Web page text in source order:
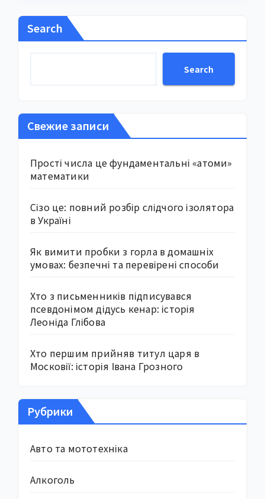
Search
Search
Свежие записи
Прості числа це фундаментальні «атоми»
математики
Сізо це: повний розбір слідчого ізолятора
в Україні
Як вимити пробки з горла в домашніх
умовах: безпечні та перевірені способи
Хто з письменників підписувався
псевдонімом дідусь кенар: історія
Леоніда Глібова
Хто першим прийняв титул царя в
Московії: історія Івана Грозного
Рубрики
Авто та мототехніка
Алкоголь